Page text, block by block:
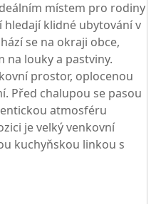
místem pro rodiny
klidné ubytování v
se na okraji obce,
na louky a pastviny.
prostor, oplocenou
Před chalupou se pasou
atmosféru
je velký venkovní
kuchyňskou linkou s